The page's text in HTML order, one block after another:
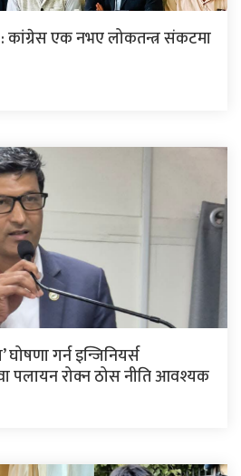
कांग्रेस एक नभए लोकतन्त्र संकटमा
घोषणा गर्न इन्जिनियर्स
पलायन रोक्न ठोस नीति आवश्यक